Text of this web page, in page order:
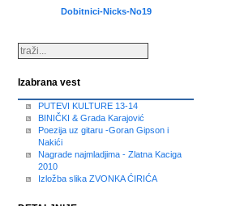
Dobitnici-Nicks-No19
Izabrana vest
PUTEVI KULTURE 13-14
BINIČKI & Grada Karajović
Poezija uz gitaru -Goran Gipson i
Nakići
Nagrade najmladjima - Zlatna Kaciga
2010
Izložba slika ZVONKA ĆIRIĆA